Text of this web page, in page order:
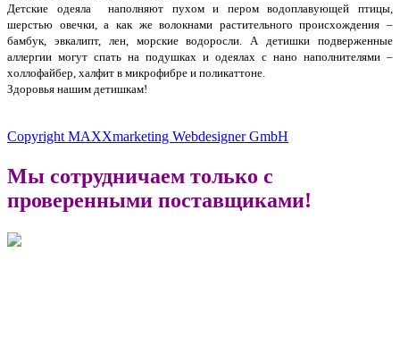
Детские одеяла наполняют пухом и пером водоплавующей птицы,
шерстью овечки, а как же волокнами растительного происхождения –
бамбук, эвкалипт, лен, морские водоросли. А детишки подверженные
аллергии могут спать на подушках и одеялах с нано наполнителями –
холлофайбер, халфит в микрофибре и поликаттоне.
Здоровья нашим детишкам!
Copyright MAXXmarketing Webdesigner GmbH
Мы сотрудничаем только с
проверенными поставщиками!